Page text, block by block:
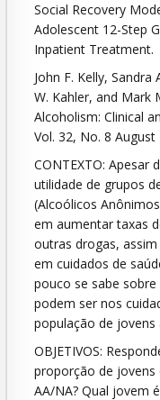
Social Recovery
Adolescent 12-Step
Inpatient Treatment.
John F. Kelly,
W. Kahler, and Mark
Alcoholism: Clinical
Vol. 32, No. 8 August
CONTEXTO: Apesar
utilidade de grupos
(Alcoólicos
em aumentar taxas
outras drogas,
em cuidados de
pouco se sabe
podem ser nos
população de jovens
OBJETIVOS:
proporção de jovens
AA/NA? Qual jovem